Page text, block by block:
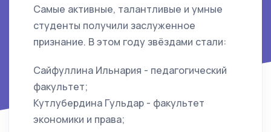
Самые активные, талантливые и умные
студенты получили заслуженное
признание. В этом году звёздами стали:
Сайфуллина Ильнария - педагогический
факультет;
Кутлубердина Гульдар - факультет
экономики и права;